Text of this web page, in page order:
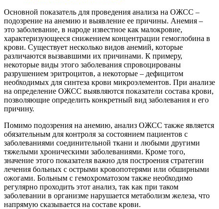
Основной показатель для проведения анализа на ОЖСС –
подозрение на анемию и выявление ее причины. Анемия –
это заболевание, в народе известное как малокровие,
характеризующееся снижением концентрации гемоглобина в
крови. Существует несколько видов анемий, которые
различаются вызвавшими их причинами. К примеру,
некоторые виды этого заболевания спровоцированы
разрушением эритроцитов, а некоторые – дефицитом
необходимых для синтеза крови микроэлементов. При анализе
на определение ОЖСС выявляются показатели состава крови,
позволяющие определить конкретный вид заболевания и его
причину.
Помимо подозрения на анемию, анализ ОЖСС также является
обязательным для контроля за состоянием пациентов с
заболеваниями соединительной ткани и любыми другими
тяжелыми хроническими заболеваниями. Кроме того,
значение этого показателя важно для построения стратегии
лечения больных с острыми кровопотерями или обширными
ожогами. Больным с гемохроматозом также необходимо
регулярно проходить этот анализ, так как при таком
заболевании в организме нарушается метаболизм железа, что
напрямую сказывается на составе крови.